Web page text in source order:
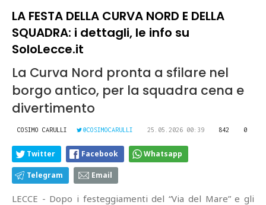
LA FESTA DELLA CURVA NORD E DELLA
SQUADRA: i dettagli, le info su
SoloLecce.it
La Curva Nord pronta a sfilare nel
borgo antico, per la squadra cena e
divertimento
COSIMO CARULLI @COSIMOCARULLI 25.05.2026 00:39 842 0
Twitter Facebook Whatsapp
Telegram Email
LECCE - Dopo i festeggiamenti del “Via del Mare” e gli